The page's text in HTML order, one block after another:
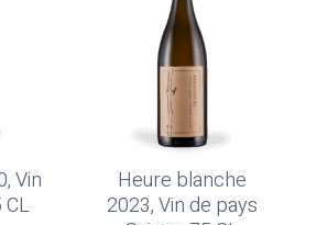
Vin
CL
Lire La Suite
Heure blanche
2023, Vin de pays